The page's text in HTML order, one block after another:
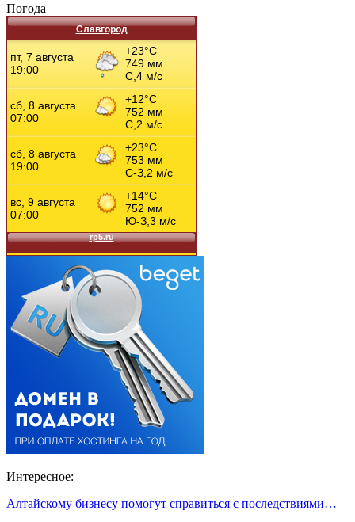
Погода
Славгород
Интересное:
Алтайскому бизнесу помогут справиться с последствиями…